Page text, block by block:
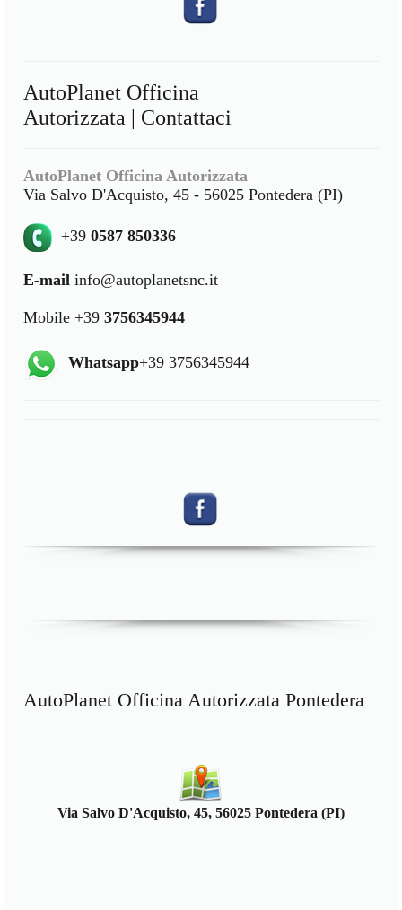
AutoPlanet Officina
Autorizzata | Contattaci
AutoPlanet Officina Autorizzata
Via Salvo D'Acquisto, 45 - 56025 Pontedera (PI)
+390587 850336
E-mail info@autoplanetsnc.it
Mobile +393756345944
Whatsapp+39 3756345944
AutoPlanet Officina Autorizzata Pontedera
Via Salvo D'Acquisto, 45, 56025 Pontedera (PI)